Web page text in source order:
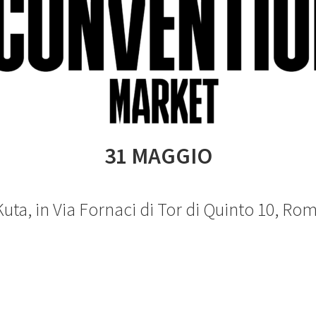
31 MAGGIO
in Via Fornaci di Tor di Quinto 10,